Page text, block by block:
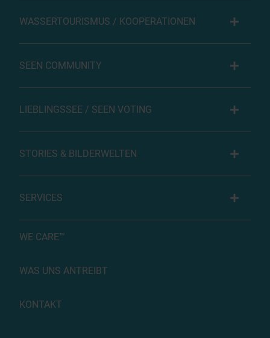
WASSERTOURISMUS / KOOPERATIONEN
SEEN COMMUNITY
LIEBLINGSSEE / SEEN VOTING
STORIES & BILDERWELTEN
SERVICES
WE CARE™
WAS UNS ANTREIBT
KONTAKT